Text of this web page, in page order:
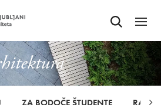
Odpri iskalnik
Odpri
ZA BODOČE ŠTUDENTE